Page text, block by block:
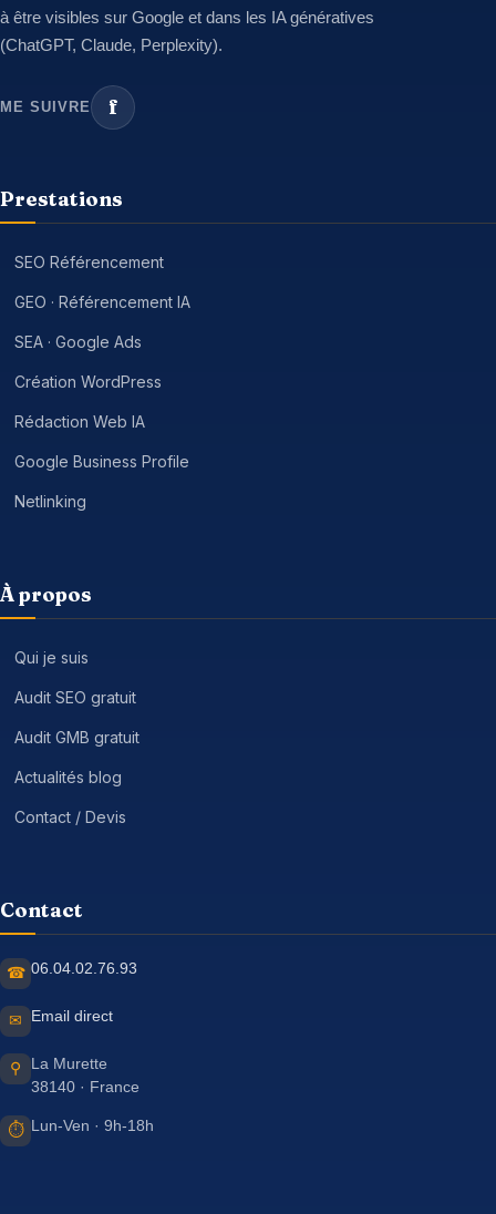
à être visibles sur Google et dans les IA génératives
(ChatGPT, Claude, Perplexity).
ME SUIVRE f
Prestations
SEO Référencement
GEO · Référencement IA
SEA · Google Ads
Création WordPress
Rédaction Web IA
Google Business Profile
Netlinking
À propos
Qui je suis
Audit SEO gratuit
Audit GMB gratuit
Actualités blog
Contact / Devis
Contact
☎ 06.04.02.76.93
✉ Email direct
⚲
La Murette
38140 · France
⏱ Lun-Ven · 9h-18h